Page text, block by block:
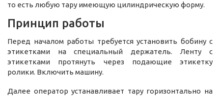
то есть любую тару имеющую цилиндрическую форму.
Принцип работы
Перед началом работы требуется установить бобину с
этикетками на специальный держатель. Ленту с
этикетками протянуть через подающие этикетку
ролики. Включить машину.
Далее оператор устанавливает тару горизонтально на